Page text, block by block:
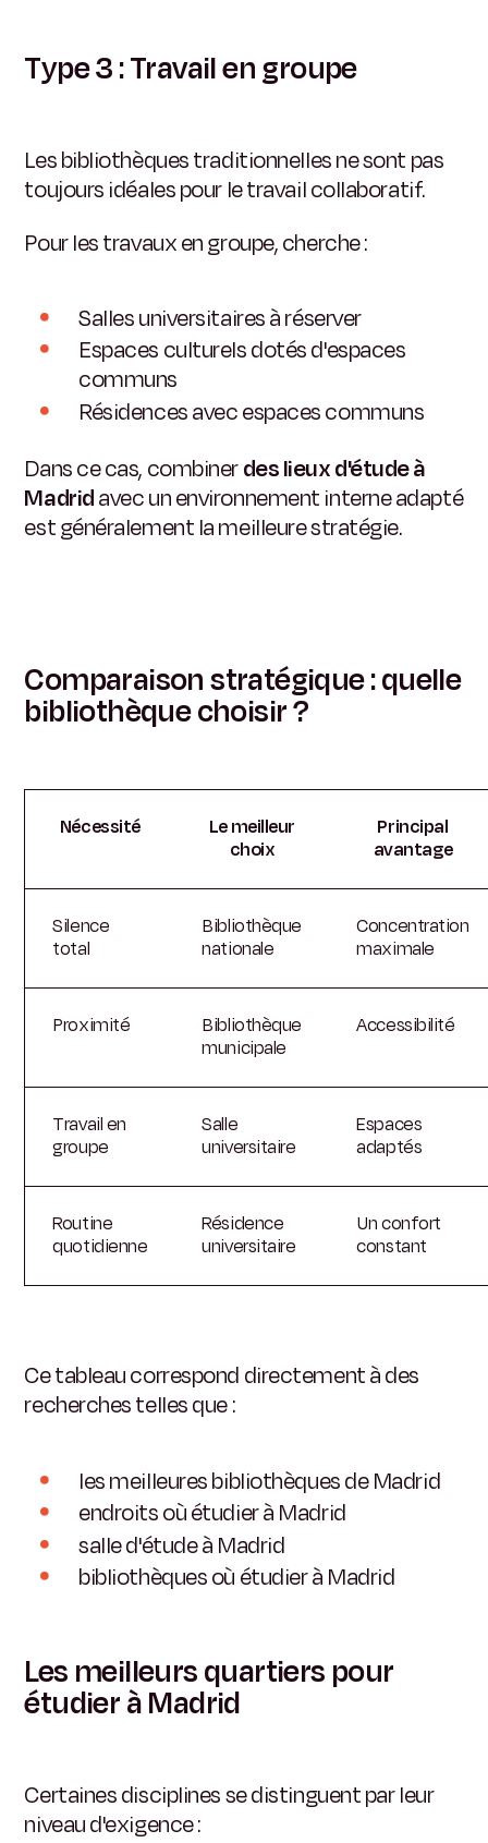
Type 3 : Travail en groupe
Les bibliothèques traditionnelles ne sont pas
toujours idéales pour le travail collaboratif.
Pour les travaux en groupe, cherche :
Salles universitaires à réserver
Espaces culturels dotés d'espaces
communs
Résidences avec espaces communs
Dans ce cas, combinerdes lieux d'étude à
Madridavec un environnement interne adapté
est généralement la meilleure stratégie.
Comparaison stratégique : quelle
bibliothèque choisir ?
Nécessité
Le meilleur
choix
Principal
avantage
Silence
total
Bibliothèque
nationale
Concentration
maximale
Proximité
Bibliothèque
municipale
Accessibilité
Travail en
groupe
Salle
universitaire
Espaces
adaptés
Routine
quotidienne
Résidence
universitaire
Un confort
constant
Ce tableau correspond directement à des
recherches telles que :
les meilleures bibliothèques de Madrid
endroits où étudier à Madrid
salle d'étude à Madrid
bibliothèques où étudier à Madrid
Les meilleurs quartiers pour
étudier à Madrid
Certaines disciplines se distinguent par leur
niveau d'exigence :